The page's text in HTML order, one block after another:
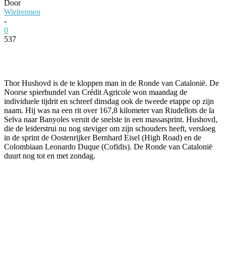
Door
Wielrennen
-
0
537
Thor Hushovd is de te kloppen man in de Ronde van Catalonië. De
Noorse spierbundel van Crédit Agricole won maandag de
individuele tijdrit en schreef dinsdag ook de tweede etappe op zijn
naam. Hij was na een rit over 167,8 kilometer van Riudellots de la
Selva naar Banyoles veruit de snelste in een massasprint. Hushovd,
die de leiderstrui nu nog steviger om zijn schouders heeft, versloeg
in de sprint de Oostenrijker Bernhard Eisel (High Road) en de
Colombiaan Leonardo Duque (Cofidis). De Ronde van Catalonië
duurt nog tot en met zondag.